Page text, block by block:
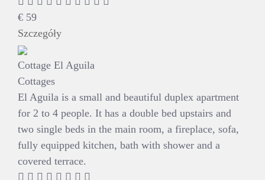
€ 59
Szczegóły
Cottage El Aguila
Cottages
El Aguila is a small and beautiful duplex apartment
for 2 to 4 people. It has a double bed upstairs and
two single beds in the main room, a fireplace, sofa,
fully equipped kitchen, bath with shower and a
covered terrace.